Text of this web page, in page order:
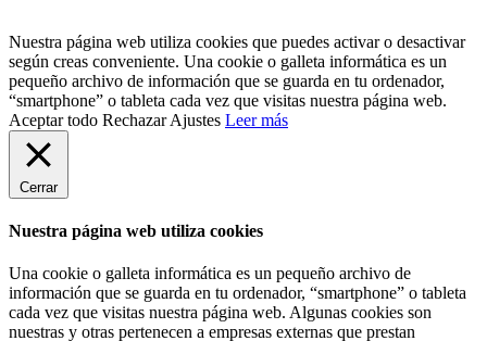
Nuestra página web utiliza cookies que puedes activar o desactivar
según creas conveniente. Una cookie o galleta informática es un
pequeño archivo de información que se guarda en tu ordenador,
“smartphone” o tableta cada vez que visitas nuestra página web.
Aceptar todo Rechazar Ajustes Leer más
Cerrar
Nuestra página web utiliza cookies
Una cookie o galleta informática es un pequeño archivo de
información que se guarda en tu ordenador, “smartphone” o tableta
cada vez que visitas nuestra página web. Algunas cookies son
nuestras y otras pertenecen a empresas externas que prestan